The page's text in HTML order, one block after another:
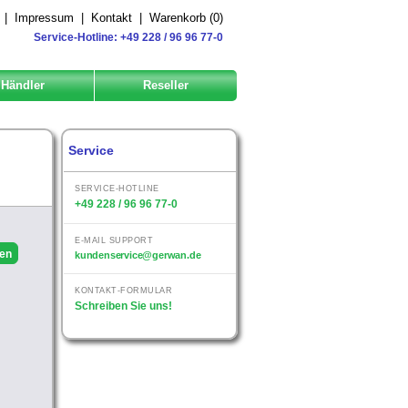
Impressum Kontakt Warenkorb (0)
Service-Hotline: +49 228 / 96 96 77-0
Händler Reseller
Service
SERVICE-HOTLINE
+49 228 / 96 96 77-0
E-MAIL SUPPORT
kundenservice@gerwan.de
KONTAKT-FORMULAR
Schreiben Sie uns!